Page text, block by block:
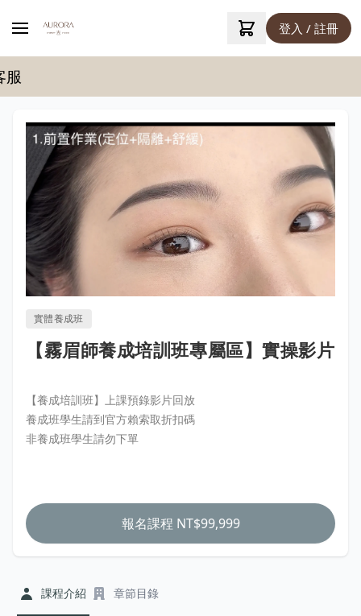
登入 / 註冊
實體養成班
【霧眉師養成培訓班專屬區】實操影片
【養成培訓班】上課預錄影片回放
養成班學生請到官方賴索取折扣碼
報名課程 NT$99,999
課程介紹 章節目錄